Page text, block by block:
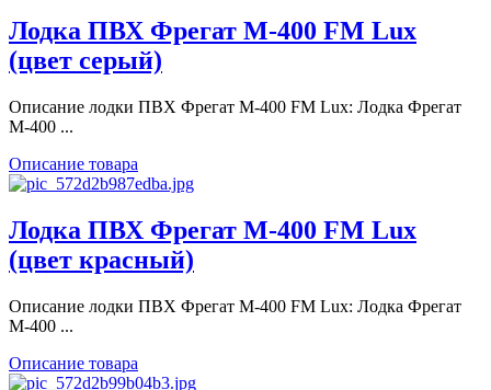
Лодка ПВХ Фрегат M-400 FM Lux
(цвет серый)
Описание лодки ПВХ Фрегат M-400 FM Lux: Лодка Фрегат
М-400 ...
Описание товара
Лодка ПВХ Фрегат M-400 FM Lux
(цвет красный)
Описание лодки ПВХ Фрегат M-400 FM Lux: Лодка Фрегат
М-400 ...
Описание товара